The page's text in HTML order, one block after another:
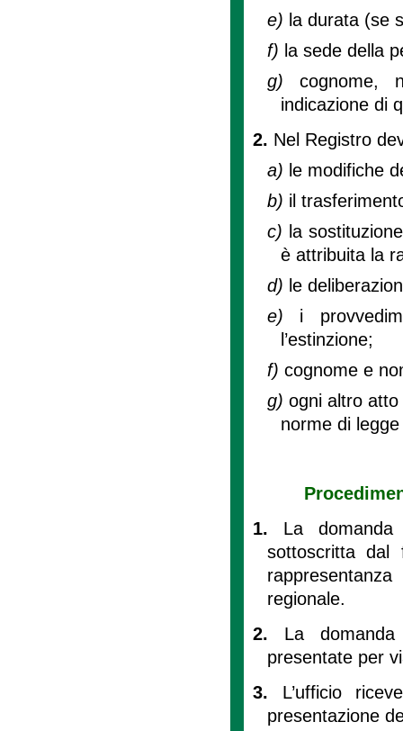
e) la durata (se
f) la sede della
g) cognome,
indicazione di
2. Nel Registro
a) le modifiche
b) il
c) la
è attribuita la
d) le
e) i
l’estinzione;
f) cognome e
g) ogni altro
norme di
1. La
sottoscritta
regionale.
2. La
presentate per
3. L’ufficio
presentazione